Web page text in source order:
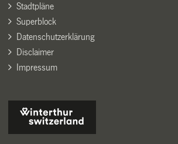
Stadtpläne
Superblock
Datenschutzerklärung
Disclaimer
Impressum